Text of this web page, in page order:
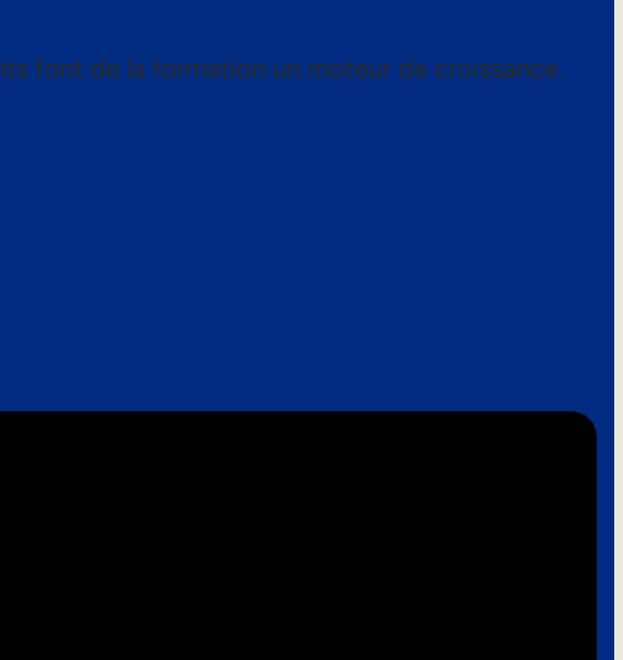
font de la formation un moteur de croissance.